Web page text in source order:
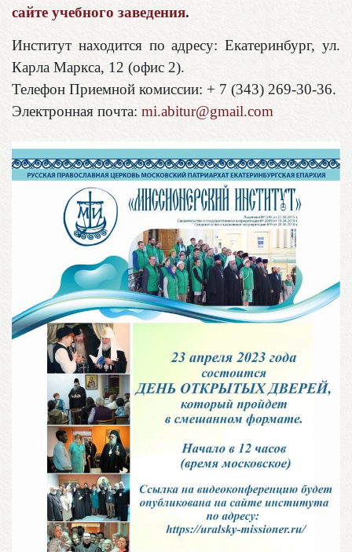
сайте учебного заведения.
Институт находится по адресу: Екатеринбург, ул.
Карла Маркса, 12 (офис 2).
Телефон Приемной комиссии: + 7 (343) 269-30-36.
Электронная почта: mi.abitur@gmail.com